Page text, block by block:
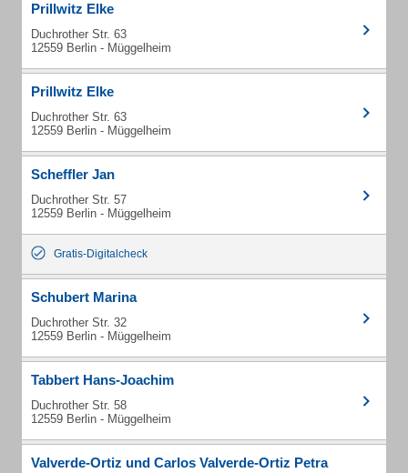
Prillwitz Elke
Duchrother Str. 63
12559 Berlin - Müggelheim
Prillwitz Elke
Duchrother Str. 63
12559 Berlin - Müggelheim
Scheffler Jan
Duchrother Str. 57
12559 Berlin - Müggelheim
Gratis-Digitalcheck
Schubert Marina
Duchrother Str. 32
12559 Berlin - Müggelheim
Tabbert Hans-Joachim
Duchrother Str. 58
12559 Berlin - Müggelheim
Valverde-Ortiz und Carlos Valverde-Ortiz Petra